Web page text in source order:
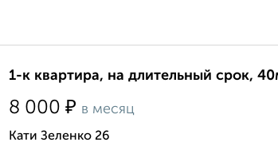
1-к квартира, на длительный срок,
8 000 ₽ в месяц
Кати Зеленко 26